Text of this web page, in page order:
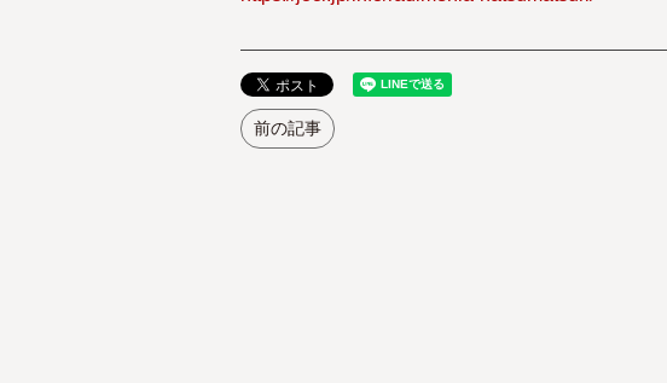
前の記事